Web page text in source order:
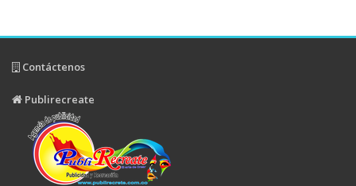
Contáctenos
Publirecreate